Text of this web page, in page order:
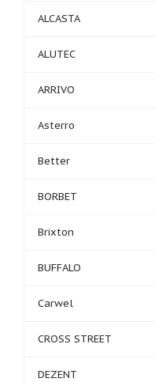
ALCASTA
ALUTEC
ARRIVO
Asterro
Better
BORBET
Brixton
BUFFALO
Carwel
CROSS STREET
DEZENT